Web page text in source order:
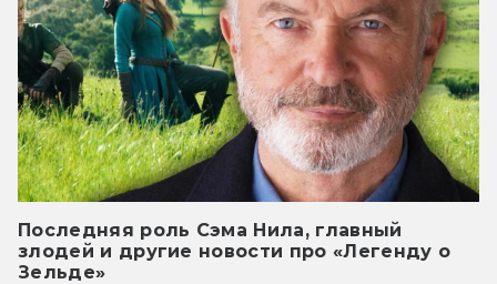
Последняя роль Сэма Нила, главный
злодей и другие новости про «Легенду о
Зельде»